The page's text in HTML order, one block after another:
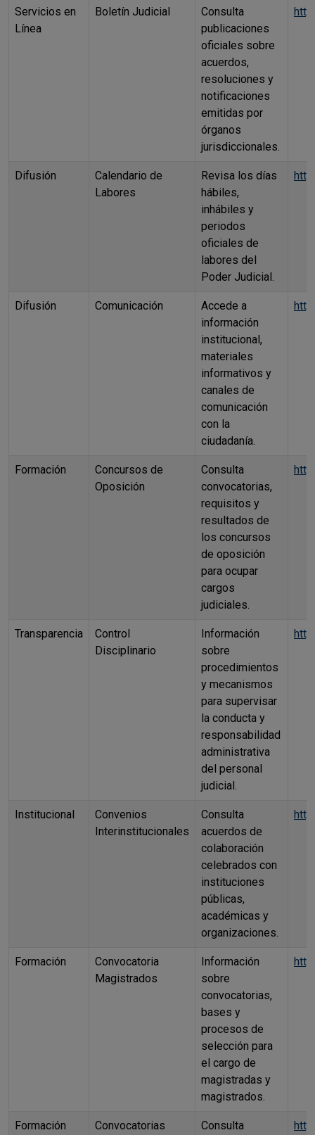
Servicios en
Línea
Boletín Judicial
Consulta
publicaciones
oficiales sobre
acuerdos,
resoluciones y
notificaciones
emitidas por
órganos
jurisdiccionales.
Difusión
Calendario de
Labores
Revisa los días
hábiles,
inhábiles y
periodos
oficiales de
labores del
Poder Judicial.
Difusión Comunicación
Accede a
información
institucional,
materiales
informativos y
canales de
comunicación
con la
ciudadanía.
Formación
Concursos de
Oposición
Consulta
convocatorias,
requisitos y
resultados de
los concursos
de oposición
para ocupar
cargos
judiciales.
Transparencia
Control
Disciplinario
Información
sobre
procedimientos
y mecanismos
para supervisar
la conducta y
responsabilidad
administrativa
del personal
judicial.
Institucional
Convenios
Interinstitucionales
Consulta
acuerdos de
colaboración
celebrados con
instituciones
públicas,
académicas y
organizaciones.
Formación
Convocatoria
Magistrados
Información
sobre
convocatorias,
bases y
procesos de
selección para
el cargo de
magistradas y
magistrados.
Formación Convocatorias
Consulta